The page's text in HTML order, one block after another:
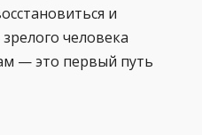
и
человека
— это первый путь